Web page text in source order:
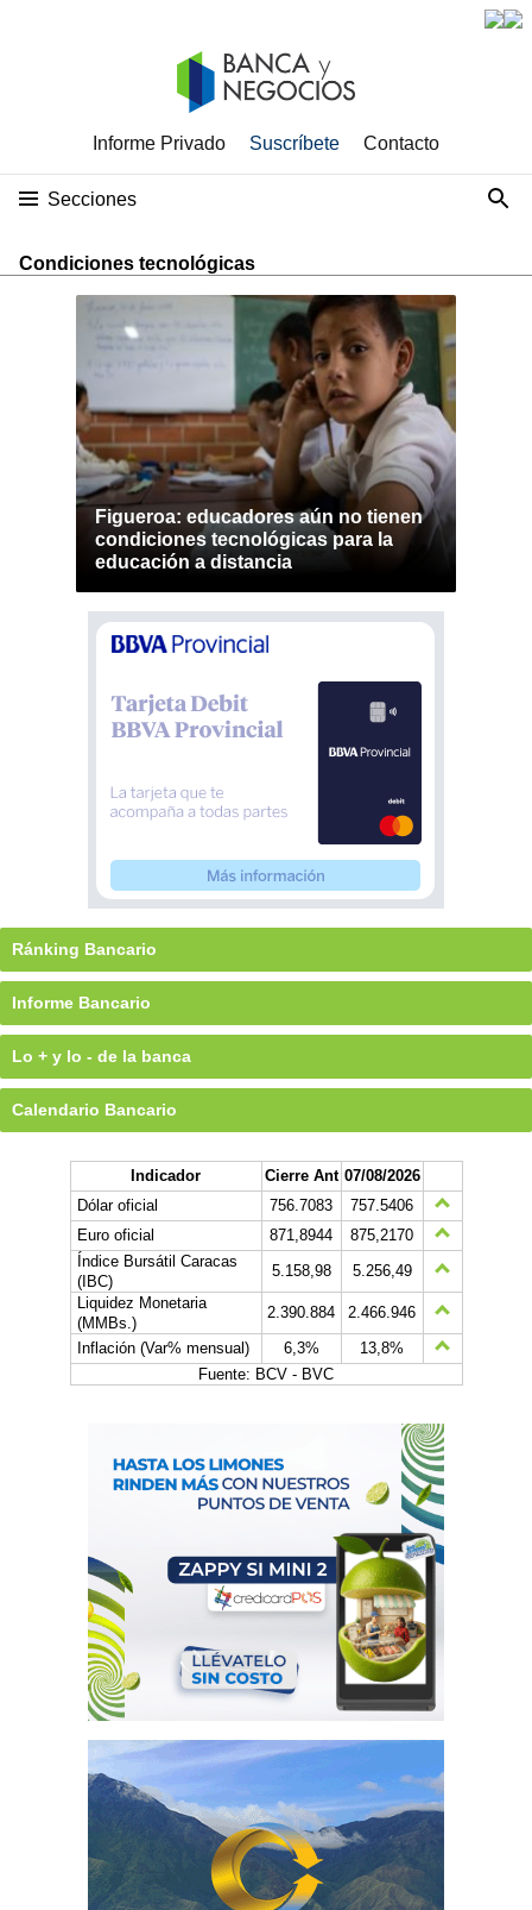
Informe Privado Suscríbete Contacto
Secciones
Condiciones tecnológicas
Figueroa: educadores aún no tienen
condiciones tecnológicas para la
educación a distancia
Ránking Bancario
Informe Bancario
Lo + y lo - de la banca
Calendario Bancario
Indicador Cierre Ant 07/08/2026
Dólar oficial
756.7083
757.5406
Euro oficial
871,8944
875,2170
Índice Bursátil Caracas
(IBC)
5.158,98
5.256,49
Liquidez Monetaria
(MMBs.)
2.390.884
2.466.946
Inflación (Var% mensual)
6,3%
13,8%
Fuente: BCV - BVC